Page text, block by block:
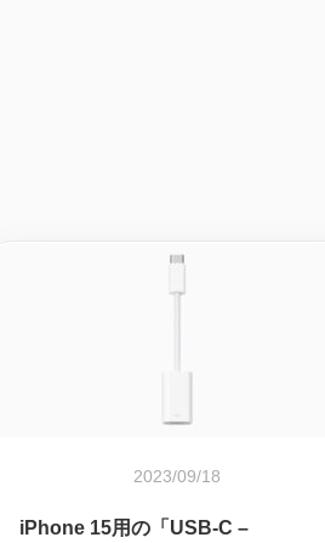
2023/09/18
iPhone 15用の「USB-C –